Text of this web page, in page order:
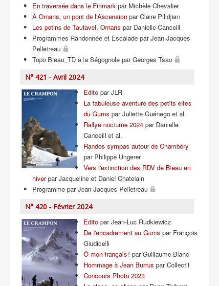
En traversée dans le Finmark par Michèle Chevalier
A Ornans, un pont de l'Ascension par Claire Pilidjian
Les potins de Tautavel, Ornans par Danielle Canceill
Programmes Randonnée et Escalade par Jean-Jacques
Pelletreau
Topo Bleau_TD à la Ségognole par Georges Tsao
N° 421 - Avril 2024
Edito par JLR
La fabuleuse aventure des petits elfes
du Gums par Juliette Guénego et al.
Rallye nocturne 2024 par Danielle
Canceill et al.
Randos sympas autour de Chambéry
par Philippe Ungerer
Vers l'extinction des RDV de Bleau en
hiverpar Jacqueline et Daniel Chatelain
Programme par Jean-Jacques Pelletreau
N° 420 - Février 2024
Edito par Jean-Luc Rudkiewicz
De l'encadrement au Gums par François
Giudicelli
Ô mon français ! par Guillaume Blanc
Hommage à Jean Burrus par Collectif
Concours Photo 2023